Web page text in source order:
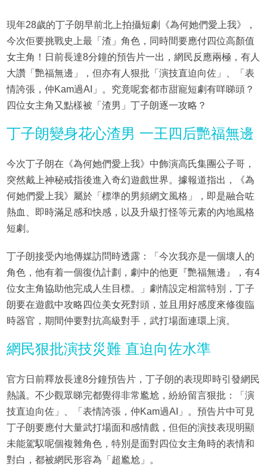
現年28歲的丁子朗早前北上拍攝短劇《為何她們愛上我》，
今次佢要挑戰史上最「渣」角色，同時間要應付四位高顏值
女主角！日前長達8分鐘的預告片一出，網民反應兩極，有人
大讚「艷福無邊」，但亦有人狠批「演技直迫向佐」、「表
情誇張，仲Kam過AI」。究竟呢套都市甜寵短劇有咩睇頭？
四位女主角又點樣被「渣男」丁子朗逐一攻略？
丁子朗變身花心渣男 一王四后艷福無邊
今次丁子朗在《為何她們愛上我》中飾演高氏集團公子哥，
突然戴上神秘戒指後進入奇幻遊戲世界。據報道指出，《為
何她們愛上我》屬於「標準的男頻網文風格」，即是融合咗
熱血、即時滿足感和快感，以及升級打怪等元素的內地風格
短劇。
丁子朗接受內地傳媒訪問時透露：「今次我亦是一個壞人的
角色，他有着一個復仇計劃，劇中的他更『艷福無邊』，有4
位女主角協助他完成人生目標。」劇情設定相當特別，丁子
朗要在遊戲中攻略四位美女死對頭，並且用好感度來修復臨
時器官，期間仲要對抗高級對手，武打場面連環上演。
網民狠批演技災難 直迫向佐水準
官方日前釋放長達8分鐘預告片，丁子朗的表現即時引發網民
熱議。不少觀眾睇完都覺得非常尷尬，紛紛留言狠批：「演
技直迫向佐」、「表情誇張，仲Kam過AI」。預告片中可見
丁子朗要應付大量武打場面和感情戲，但佢的演技表現明顯
未能駕馭呢個複雜角色，特別是面對四位女主角時的表情和
對白，都被網民形容為「超尷尬」。